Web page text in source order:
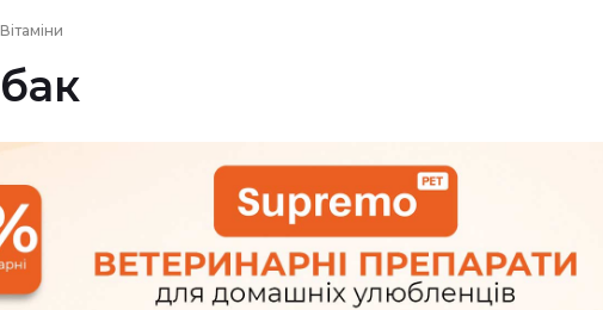
Вітаміни